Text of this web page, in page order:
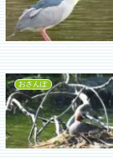
おさんぽ